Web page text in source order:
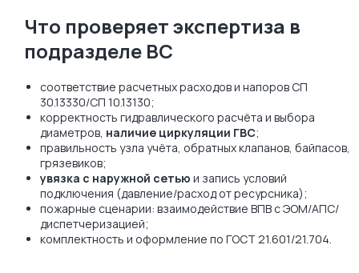
Что проверяет экспертиза в
подразделе ВС
соответствие расчетных расходов и напоров СП
30.13330/СП 10.13130;
корректность гидравлического расчёта и выбора
диаметров, наличие циркуляции ГВС;
правильность узла учёта, обратных клапанов, байпасов,
грязевиков;
увязка с наружной сетью и запись условий
подключения (давление/расход от ресурсника);
пожарные сценарии: взаимодействие ВПВ с ЭОМ/АПС/
диспетчеризацией;
комплектность и оформление по ГОСТ 21.601/21.704.